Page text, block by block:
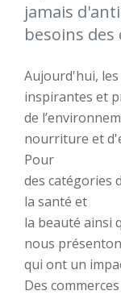
jamais
besoins
Aujourd'hui,
inspirantes et
de
nourriture et
Pour
des catégories
la santé et
la beauté ainsi
nous
qui ont un
Des commerces